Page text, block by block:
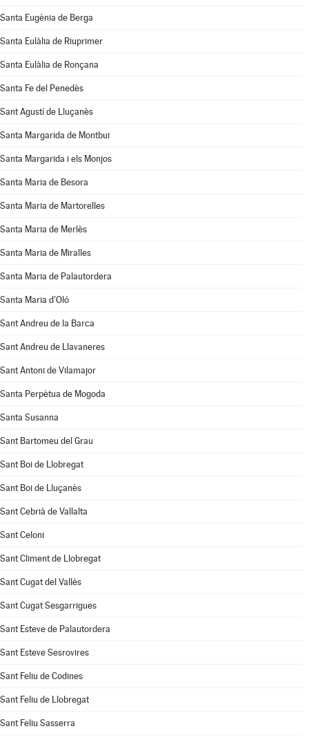
Santa Eugènia de Berga
Santa Eulàlia de Riuprimer
Santa Eulàlia de Ronçana
Santa Fe del Penedès
Sant Agustí de Lluçanès
Santa Margarida de Montbui
Santa Margarida i els Monjos
Santa Maria de Besora
Santa Maria de Martorelles
Santa Maria de Merlès
Santa Maria de Miralles
Santa Maria de Palautordera
Santa Maria d'Oló
Sant Andreu de la Barca
Sant Andreu de Llavaneres
Sant Antoni de Vilamajor
Santa Perpètua de Mogoda
Santa Susanna
Sant Bartomeu del Grau
Sant Boi de Llobregat
Sant Boi de Lluçanès
Sant Cebrià de Vallalta
Sant Celoni
Sant Climent de Llobregat
Sant Cugat del Vallès
Sant Cugat Sesgarrigues
Sant Esteve de Palautordera
Sant Esteve Sesrovires
Sant Feliu de Codines
Sant Feliu de Llobregat
Sant Feliu Sasserra